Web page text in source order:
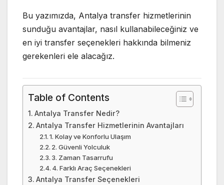
Bu yazımızda, Antalya transfer hizmetlerinin
sunduğu avantajlar, nasıl kullanabileceğiniz ve
en iyi transfer seçenekleri hakkında bilmeniz
gerekenleri ele alacağız.
Table of Contents
Antalya Transfer Nedir?
Antalya Transfer Hizmetlerinin Avantajları
1. Kolay ve Konforlu Ulaşım
2. Güvenli Yolculuk
3. Zaman Tasarrufu
4. Farklı Araç Seçenekleri
Antalya Transfer Seçenekleri